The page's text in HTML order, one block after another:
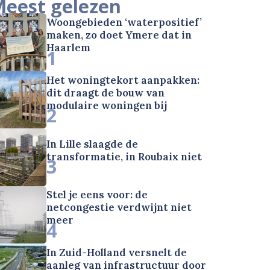
gelezen
Woongebieden ‘waterpositief’
maken, zo doet Ymere dat in
Haarlem
1
Het woningtekort aanpakken:
dit draagt de bouw van
modulaire woningen bij
2
In Lille slaagde de
transformatie, in Roubaix niet
3
Stel je eens voor: de
netcongestie verdwijnt niet
meer
4
In Zuid-Holland versnelt de
aanleg van infrastructuur door